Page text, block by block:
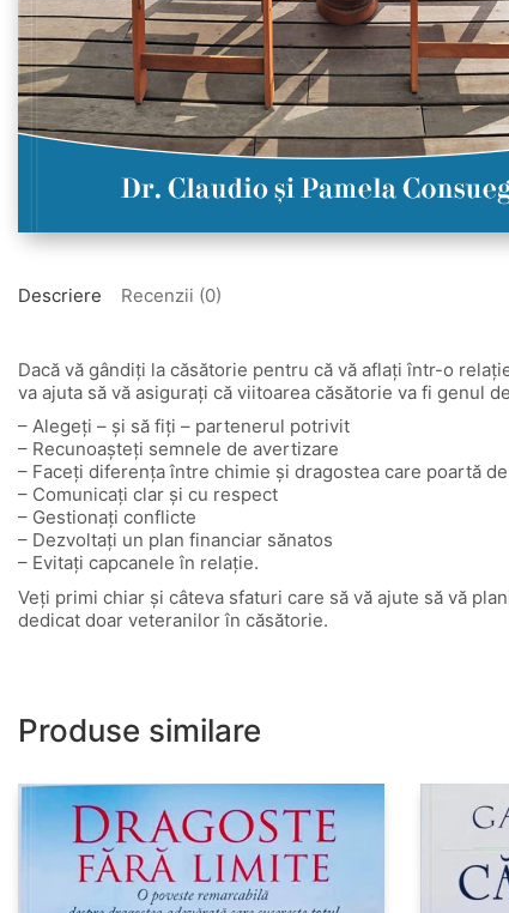
Descriere Recenzii (0)
Dacă vă gândiţi la căsătorie pentru că vă aflaţi într-o
va ajuta să vă asiguraţi că viitoarea căsătorie va fi genul
– Alegeţi – şi să fiţi – partenerul potrivit
– Recunoaşteţi semnele de avertizare
– Faceţi diferenţa între chimie şi dragostea care poartă
– Comunicaţi clar şi cu respect
– Gestionaţi conflicte
– Dezvoltaţi un plan financiar sănatos
– Evitaţi capcanele în relaţie.
Veţi primi chiar şi câteva sfaturi care să vă ajute să vă
dedicat doar veteranilor în căsătorie.
Produse similare